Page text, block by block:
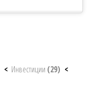
< Инвестиции (29) <